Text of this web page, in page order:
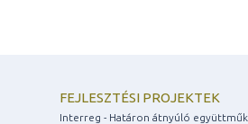
FEJLESZTÉSI PROJEKTEK
Interreg - Határon átnyúló